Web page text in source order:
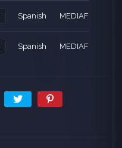
Spanish MEDIAFIRE - 2.3
Spanish MEDIAFIRE - 3.0